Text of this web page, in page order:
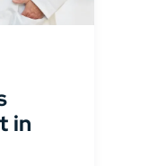
in